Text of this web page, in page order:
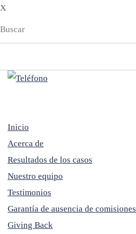
X
Inicio
Acerca de
Resultados de los casos
Nuestro equipo
Testimonios
Garantía de ausencia de comisiones
Giving Back